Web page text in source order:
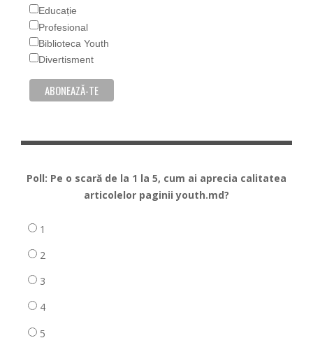
Educație
Profesional
Biblioteca Youth
Divertisment
Poll: Pe o scară de la 1 la 5, cum ai aprecia calitatea
articolelor paginii youth.md?
1
2
3
4
5